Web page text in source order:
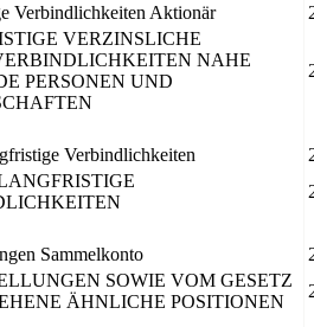
Verbindlichkeiten Aktionär
VERZINSLICHE
NAHE
PERSONEN UND
Verbindlichkeiten
Sammelkonto
SOWIE VOM GESETZ
ÄHNLICHE POSITIONEN